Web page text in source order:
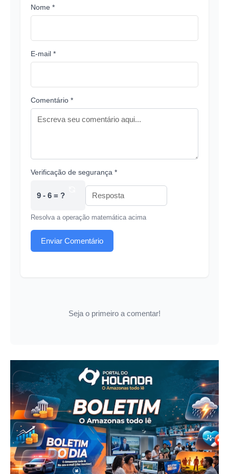
Nome *
E-mail *
Comentário *
Verificação de segurança *
9 - 6 = ?
Resolva a operação matemática acima
Enviar Comentário
Seja o primeiro a comentar!